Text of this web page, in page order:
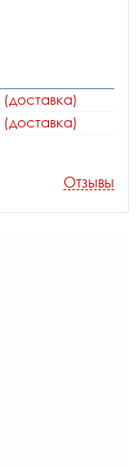
(доставка)
(доставка)
Отзывы